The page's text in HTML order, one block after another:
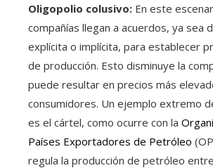
Oligopolio colusivo: En este
compañías llegan a acuerdos, ya sea
explícita o implícita, para establecer
de producción. Esto disminuye la
puede resultar en precios más
consumidores. Un ejemplo extremo
es el cártel, como ocurre con la
Países Exportadores de Petróleo
regula la producción de petróleo